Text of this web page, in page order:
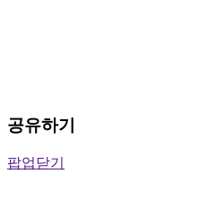
공유하기
팝업닫기